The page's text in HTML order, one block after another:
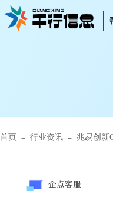
首页 ≡ 行业资讯 ≡ 兆易创新
企点客服